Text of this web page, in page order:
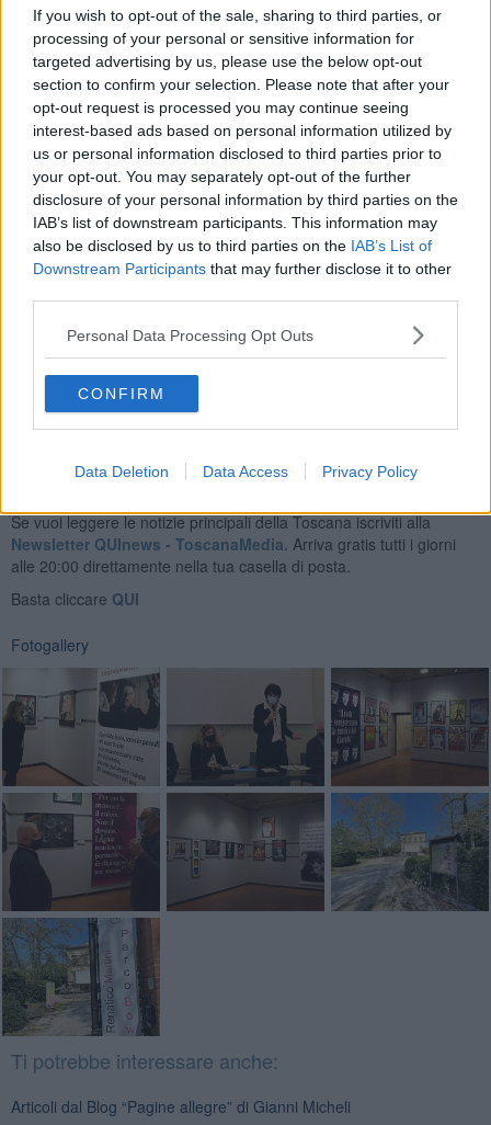
If you wish to opt-out of the sale, sharing to third parties, or
processing of your personal or sensitive information for
targeted advertising by us, please use the below opt-out
section to confirm your selection. Please note that after your
opt-out request is processed you may continue seeing
interest-based ads based on personal information utilized by
us or personal information disclosed to third parties prior to
your opt-out. You may separately opt-out of the further
disclosure of your personal information by third parties on the
IAB’s list of downstream participants. This information may
also be disclosed by us to third parties on the IAB’s List of
Downstream Participants that may further disclose it to other
Personal Data Processing Opt Outs
CONFIRM
Data Deletion Data Access Privacy Policy
Gianni Micheli
Se vuoi leggere le notizie principali della Toscana iscriviti alla
Newsletter QUInews - ToscanaMedia. Arriva gratis tutti i giorni
alle 20:00 direttamente nella tua casella di posta.
Basta cliccare QUI
Fotogallery
Ti potrebbe interessare anche:
Articoli dal Blog “Pagine allegre” di Gianni Micheli